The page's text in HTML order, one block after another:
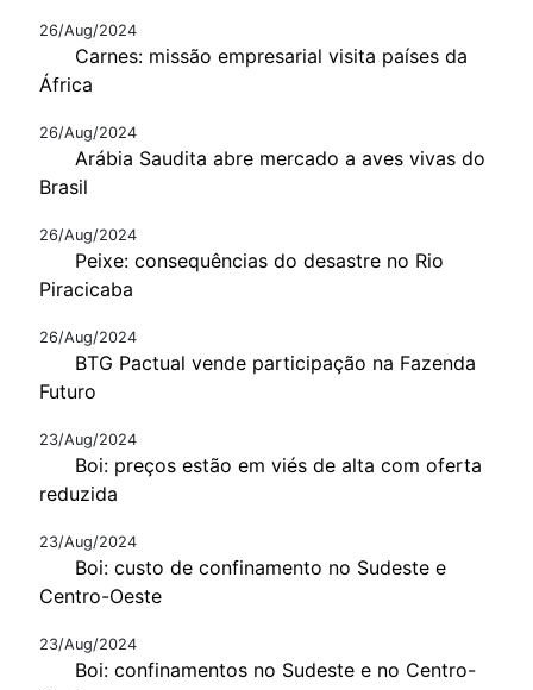
26/Aug/2024
Carnes: missão empresarial visita países da
África
26/Aug/2024
Arábia Saudita abre mercado a aves vivas do
Brasil
26/Aug/2024
Peixe: consequências do desastre no Rio
Piracicaba
26/Aug/2024
BTG Pactual vende participação na Fazenda
Futuro
23/Aug/2024
Boi: preços estão em viés de alta com oferta
reduzida
23/Aug/2024
Boi: custo de confinamento no Sudeste e
Centro-Oeste
23/Aug/2024
Boi: confinamentos no Sudeste e no Centro-